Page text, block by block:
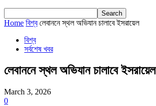
Home বিশ্ব লেবাননে স্থল অভিযান চালাবে ইসরায়েল
বিশ্ব
সর্বশেষ খবর
লেবাননে স্থল অভিযান চালাবে ইসরায়েল
March 3, 2026
0